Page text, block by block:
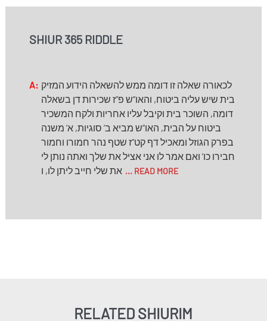
SHIUR 365 RIDDLE
A: לכאורה שאלה זו דומה ממש להשאלה הידוע המזיק
בית שיש עליה ביטוח, והאו”ש פ”ז שכירות דן בשאלה
דומה, השוכר בית וקיבל עליו אחריות ולקח המשכיר
ביטוח על הבית, האו”ש מביא ב’ סוגיות, א’ משנה
בפרק הגוזל ומאכיל דף קט”ז שטף נהר חמורו וחמור
חבירו כו’ ואם אמר לו אני אציל את שלך ואתה נותן לי
את שלי חייב ליתן לו, ו ... READ MORE
RELATED SHIURIM